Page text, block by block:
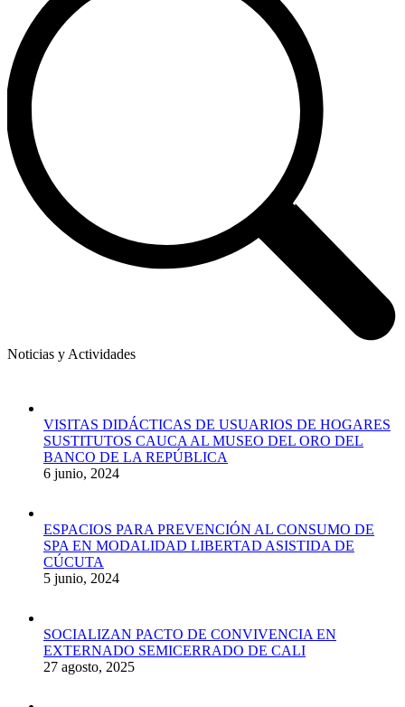
Noticias y Actividades
VISITAS DIDÁCTICAS DE USUARIOS DE HOGARES
SUSTITUTOS CAUCA AL MUSEO DEL ORO DEL
BANCO DE LA REPÚBLICA
6 junio, 2024
ESPACIOS PARA PREVENCIÓN AL CONSUMO DE
SPA EN MODALIDAD LIBERTAD ASISTIDA DE
CÚCUTA
5 junio, 2024
SOCIALIZAN PACTO DE CONVIVENCIA EN
EXTERNADO SEMICERRADO DE CALI
27 agosto, 2025